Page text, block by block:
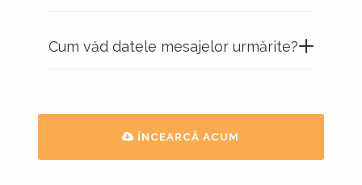
Cum văd datele mesajelor urmărite?
ÎNCEARCĂ ACUM